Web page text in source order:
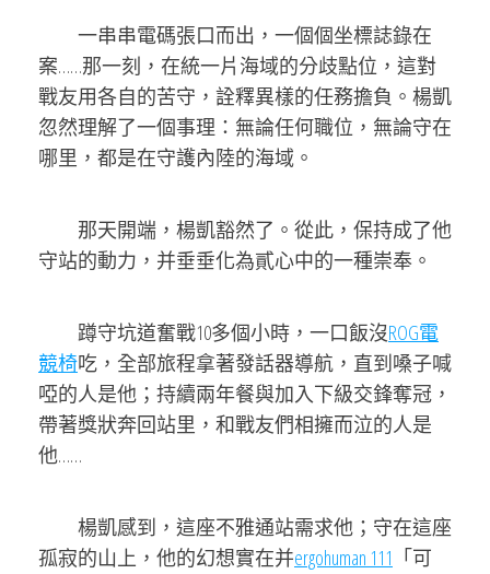
一串串電碼張口而出，一個個坐標誌錄在
案……那一刻，在統一片海域的分歧點位，這對
戰友用各自的苦守，詮釋異樣的任務擔負。楊凱
忽然理解了一個事理：無論任何職位，無論守在
哪里，都是在守護內陸的海域。
那天開端，楊凱豁然了。從此，保持成了他
守站的動力，并垂垂化為貳心中的一種崇奉。
蹲守坑道奮戰10多個小時，一口飯沒ROG電
競椅吃，全部旅程拿著發話器導航，直到嗓子喊
啞的人是他；持續兩年餐與加入下級交鋒奪冠，
帶著獎狀奔回站里，和戰友們相擁而泣的人是
他……
楊凱感到，這座不雅通站需求他；守在這座
孤寂的山上，他的幻想實在并ergohuman 111 「可